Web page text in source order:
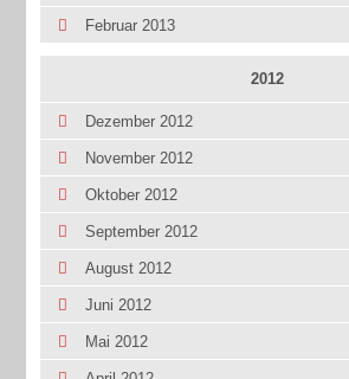
Februar 2013
2012
Dezember 2012
November 2012
Oktober 2012
September 2012
August 2012
Juni 2012
Mai 2012